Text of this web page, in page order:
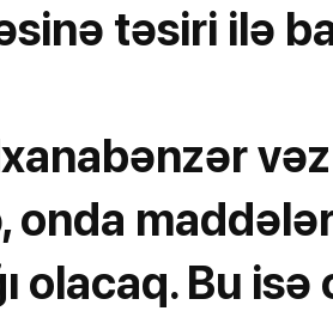
təsiri ilə
onda
olacaq. Bu